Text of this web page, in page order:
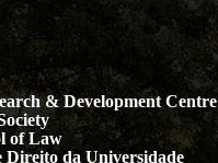
& Development Centre
of Law
Direito da Universidade